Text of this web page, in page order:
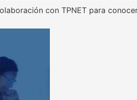
con TPNET para